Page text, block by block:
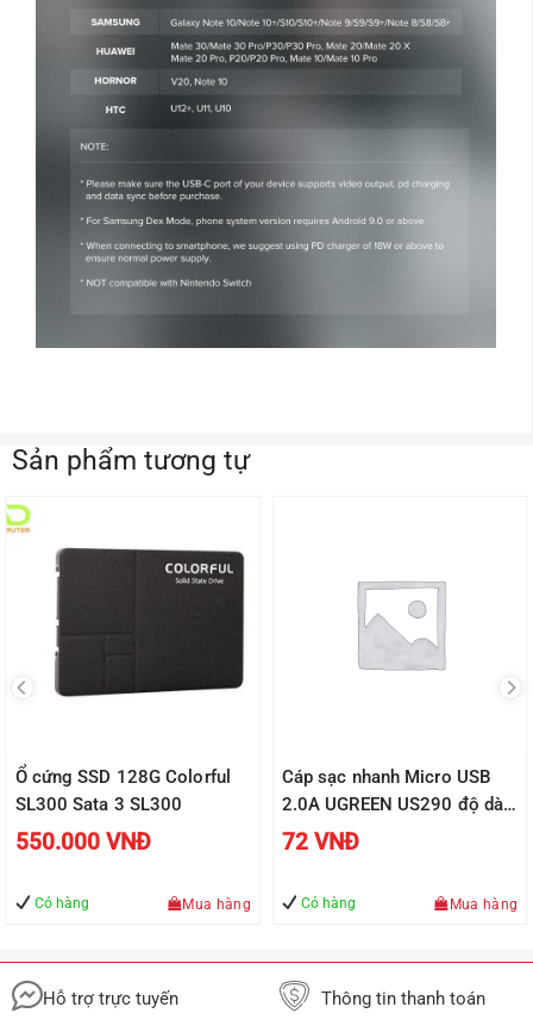
Sản phẩm tương tự
Ổ cứng SSD 128G Colorful
SL300 Sata 3 SL300
550.000 VNĐ
Có hàng Mua hàng
Cáp sạc nhanh Micro USB
2.0A UGREEN US290 độ dài
từ 0.25m đến 2m, vỏ sợi bện
72 VNĐ
Có hàng Mua hàng
Hỗ trợ trực tuyến Thông tin thanh toán